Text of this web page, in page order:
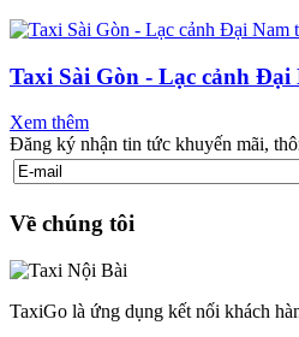
Taxi Sài Gòn - Lạc cảnh Đại
Xem thêm
Đăng ký nhận tin tức khuyến mãi,
Về chúng tôi
TaxiGo là ứng dụng kết nối khách